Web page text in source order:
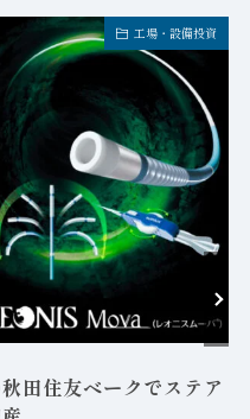
工場・設備投資
田住友ベークでステア